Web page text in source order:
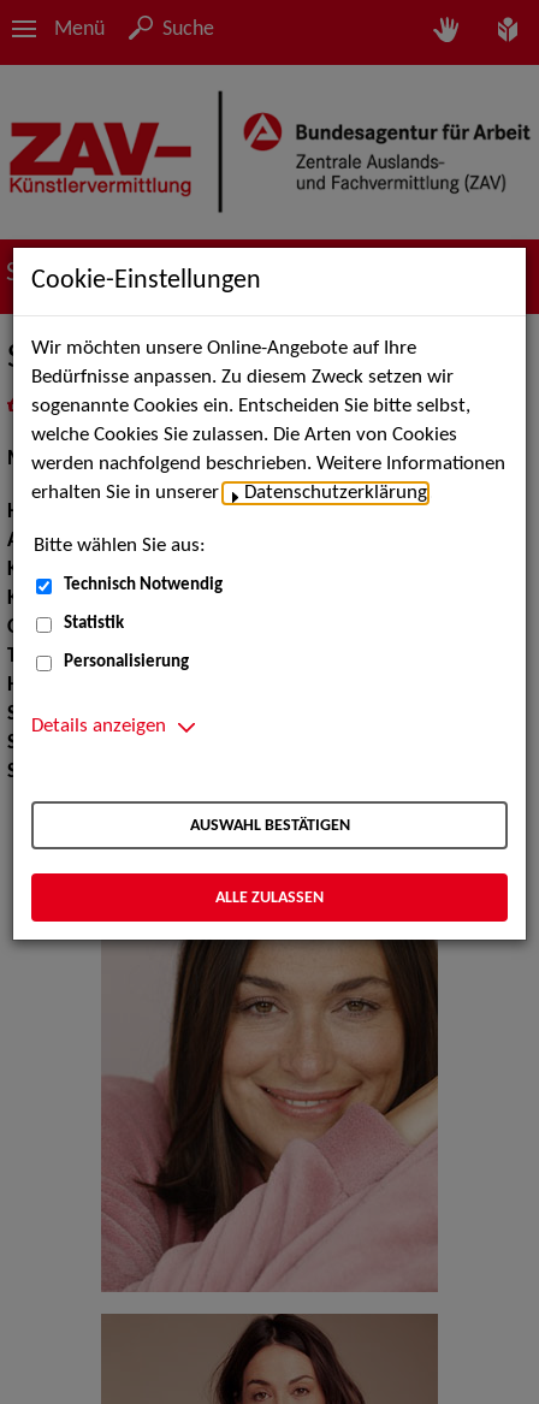
Menü Suche
Suche nach Künstler*innen
Sandra B.
als PDF speichern
inMeine Merklistelegen
Models / Werbung:Fotomodell
Haarfarbe:
Augenfarbe:braun
Körpergröße:
Konfektionsgröße:
36 38
Oberweite:85
Taille:
64
Hüfte:
Schuhgröße:
40
Sport:
Sprachen:
Cookie-Einstellungen
Wir möchten unsere Online-Angebote auf Ihre
Bedürfnisse anpassen. Zu diesem Zweck setzen wir
sogenannte Cookies ein. Entscheiden Sie bitte selbst,
welche Cookies Sie zulassen. Die Arten von Cookies
werden nachfolgend beschrieben. Weitere Informationen
erhalten Sie in unserer
Datenschutzerklärung
Bitte wählen Sie aus:
Technisch Notwendig
Statistik
Personalisierung
Details anzeigen
AUSWAHL BESTÄTIGEN
ALLE ZULASSEN